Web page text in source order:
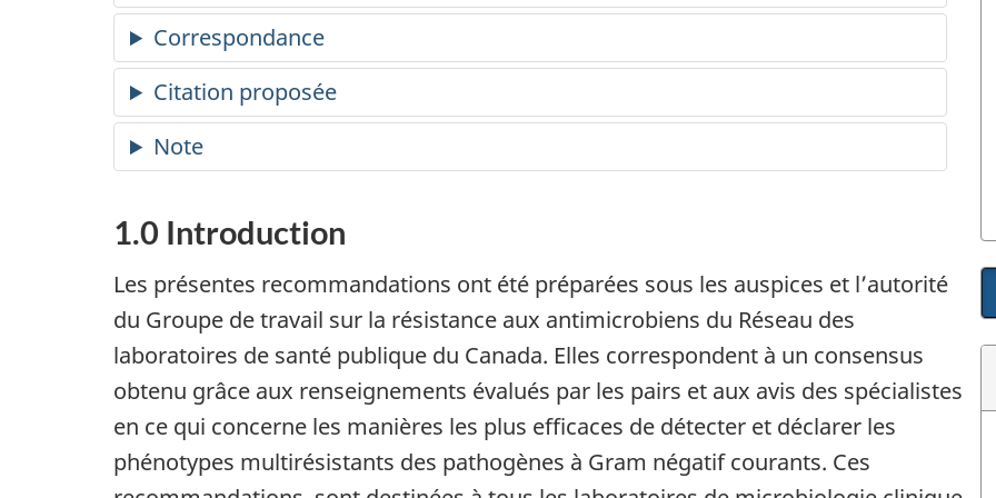
Correspondance
Citation proposée
Note
1.0 Introduction
Les présentes recommandations ont été préparées sous les auspices et l’autorité
du Groupe de travail sur la résistance aux antimicrobiens du Réseau des
laboratoires de santé publique du Canada. Elles correspondent à un consensus
obtenu grâce aux renseignements évalués par les pairs et aux avis des spécialistes
en ce qui concerne les manières les plus efficaces de détecter et déclarer les
phénotypes multirésistants des pathogènes à Gram négatif courants. Ces